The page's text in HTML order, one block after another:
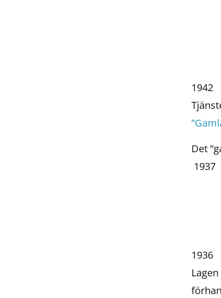
1942
Det
1937
1936